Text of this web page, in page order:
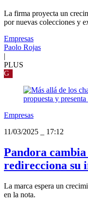
La firma proyecta un
por nuevas colecciones y
Empresas
Paolo Rojas
|
PLUS
G
Empresas
11/03/2025
17:12
Pandora
redirecciona su
La marca espera un
en la nota.